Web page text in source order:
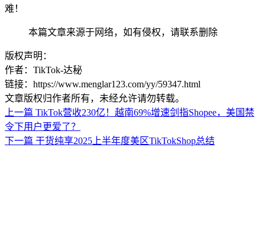
难！
本篇文章来源于网络，如有侵权，请联系删除
版权声明：
作者：TikTok-达秘
链接：https://www.menglar123.com/yy/59347.html
文章版权归作者所有，未经允许请勿转载。
上一篇 TikTok营收230亿！越南69%增速剑指Shopee，美国禁
令下用户更爱了？
下一篇 干货纯享2025上半年度美区TikTokShop总结